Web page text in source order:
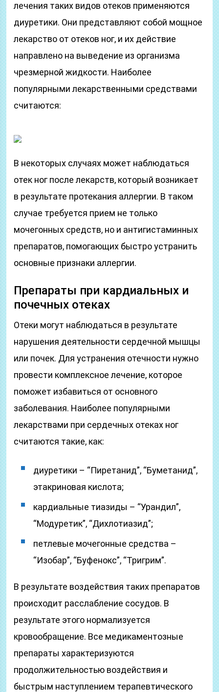
лечения таких видов отеков применяются
диуретики. Они представляют собой мощное
лекарство от отеков ног, и их действие
направлено на выведение из организма
чрезмерной жидкости. Наиболее
популярными лекарственными средствами
считаются:
В некоторых случаях может наблюдаться
отек ног после лекарств, который возникает
в результате протекания аллергии. В таком
случае требуется прием не только
мочегонных средств, но и антигистаминных
препаратов, помогающих быстро устранить
основные признаки аллергии.
Препараты при кардиальных и
почечных отеках
Отеки могут наблюдаться в результате
нарушения деятельности сердечной мышцы
или почек. Для устранения отечности нужно
провести комплексное лечение, которое
поможет избавиться от основного
заболевания. Наиболее популярными
лекарствами при сердечных отеках ног
считаются такие, как:
диуретики – “Пиретанид”, “Буметанид”,
этакриновая кислота;
кардиальные тиазиды – “Урандил”,
“Модуретик”, “Дихлотиазид”;
петлевые мочегонные средства –
“Изобар”, “Буфенокс”, “Тригрим”.
В результате воздействия таких препаратов
происходит расслабление сосудов. В
результате этого нормализуется
кровообращение. Все медикаментозные
препараты характеризуются
продолжительностью воздействия и
быстрым наступлением терапевтического